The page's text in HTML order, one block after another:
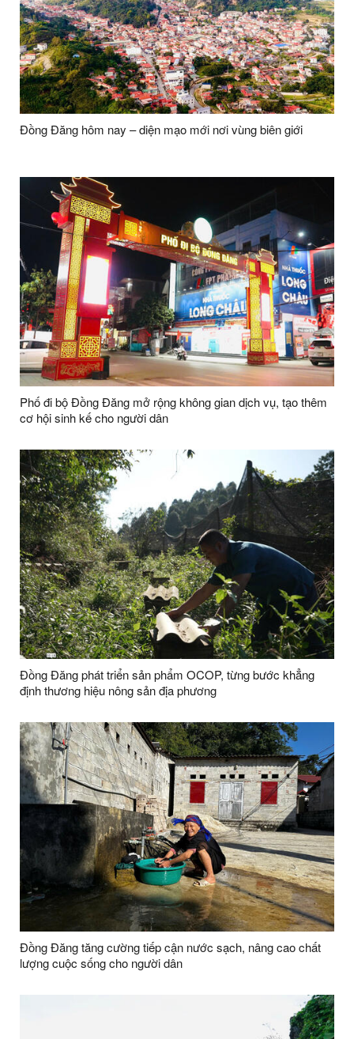
Đồng Đăng hôm nay – diện mạo mới nơi vùng biên giới
Phố đi bộ Đồng Đăng mở rộng không gian dịch vụ, tạo thêm
cơ hội sinh kế cho người dân
Đồng Đăng phát triển sản phẩm OCOP, từng bước khẳng
định thương hiệu nông sản địa phương
Đồng Đăng tăng cường tiếp cận nước sạch, nâng cao chất
lượng cuộc sống cho người dân